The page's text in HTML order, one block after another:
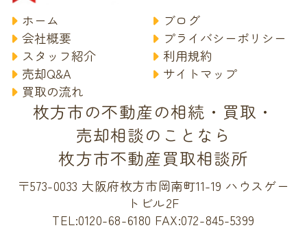
ホーム
ブログ
会社概要
プライバシーポリシー
スタッフ紹介
利用規約
売却Q&A
サイトマップ
買取の流れ
枚方市の不動産の相続・買取・
売却相談のことなら
枚方市不動産買取相談所
〒573-0033 大阪府枚方市岡南町11-19 ハウスゲー
トビル2F
TEL:0120-68-6180 FAX:072-845-5399